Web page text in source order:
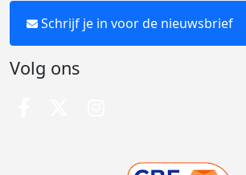
Schrijf je in voor de nieuwsbrief
Volg ons